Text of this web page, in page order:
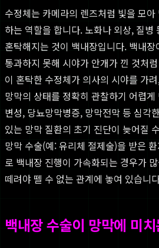
수정체는 카메라의 렌즈처럼 빛을 모
하는 역할을 합니다. 노화나 외상, 질병
혼탁해지는 것이 백내장입니다. 백내
통과하지 못해 시야가 안개가 낀 것처
이 혼탁한 수정체가 의사의 시야를 가
망막의 상태를 정확히 관찰하기 어렵
변성, 당뇨망막병증, 망막전막 등 심각
있는 망막 질환의 초기 진단이 늦어질
망막 수술(예: 유리체 절제술)을 받은
로 백내장 진행이 가속화되는 경우가
떼려야 뗄 수 없는 관계에 놓여 있습니
백내장 수술이 망막에 미